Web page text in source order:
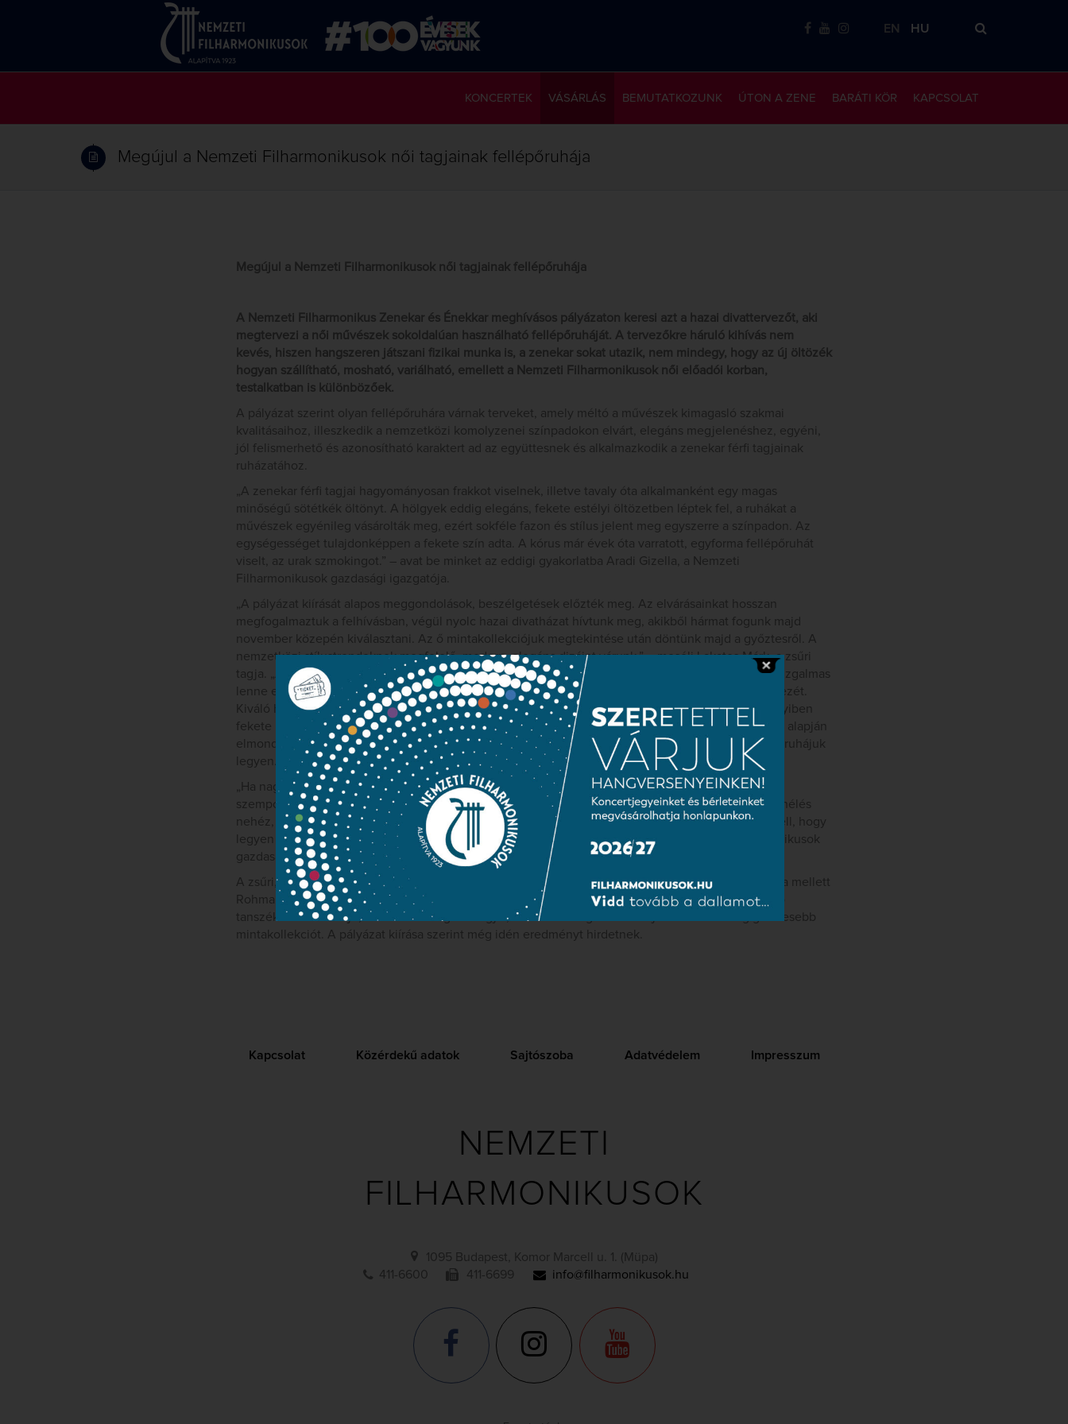
EN HU
KAPCSOLAT
BARÁTI KÖR
ÚTON A ZENE
KONCERTEK VÁSÁRLÁS BEMUTATKOZUNK
Megújul a Nemzeti Filharmonikusok női tagjainak fellépőruhája
Megújul a Nemzeti Filharmonikusok női tagjainak fellépőruhája
A Nemzeti Filharmonikus Zenekar és Énekkar meghívásos pályázaton keresi azt a hazai divattervezőt, aki
megtervezi a női művészek sokoldalúan használható fellépőruháját. A tervezőkre háruló kihívás nem
kevés, hiszen hangszeren játszani fizikai munka is, a zenekar sokat utazik, nem mindegy, hogy az új öltözék
hogyan szállítható, mosható, variálható, emellett a Nemzeti Filharmonikusok női előadói korban,
testalkatban is különbözőek.
A pályázat szerint olyan fellépőruhára várnak terveket, amely méltó a művészek kimagasló szakmai
kvalitásaihoz, illeszkedik a nemzetközi komolyzenei színpadokon elvárt, elegáns megjelenéshez, egyéni,
jól felismerhető és azonosítható karaktert ad az együttesnek és alkalmazkodik a zenekar férfi tagjainak
ruházatához.
„A zenekar férfi tagjai hagyományosan frakkot viselnek, illetve tavaly óta alkalmanként egy magas
minőségű sötétkék öltönyt. A hölgyek eddig elegáns, fekete estélyi öltözetben léptek fel, a ruhákat a
művészek egyénileg vásárolták meg, ezért sokféle fazon és stílus jelent meg egyszerre a színpadon. Az
egységességet tulajdonképpen a fekete szín adta. A kórus már évek óta varratott, egyforma fellépőruhát
viselt, az urak szmokingot.” – avat be minket az eddigi gyakorlatba Aradi Gizella, a Nemzeti
Filharmonikusok gazdasági igazgatója.
„A pályázat kiírását alapos meggondolások, beszélgetések előzték meg. Az elvárásainkat hosszan
megfogalmaztuk a felhívásban, végül nyolc hazai divatházat hívtunk meg, akikből hármat fogunk majd
november közepén kiválasztani. Az ő mintakollekciójuk megtekintése után döntünk majd a győztesről. A
nemzetközi stílustrendeknek megfelelő, modern, elegáns dizájnt várunk.” – meséli Lakatos Márk, a zsűri
tagja. „A fekete szín kipróbált, biztonsági választás, ezzel a színnel nehéz melléfogni. Ugyanakkor izgalmas
lenne egy a feketétől eltérő, színesebb öltözet. De nem akarjuk előzetesen megkötni a tervezők kezét.
Kiváló hazai tervezőket hívtunk meg erre a pályázatra, miért korlátoznánk a kreativitásukat. Amennyiben
fekete lesz a legjobb, amit megálmodnak, akkor azt fogjuk választani, de az előzetes egyeztetések alapján
elmondhatom, a Nemzeti Filharmonikusok művészei nyitottak arra, hogy valami más, színes fellépőruhájuk
legyen.”
„Ha nagyon röviden kell összefoglalni mi a legfontosabb a megfogalmazott igényeinkben, talán két
szempontot emelnék ki: egyrészt az anyagválasztás és a fazon vegye figyelembe, a hangszeres zenélés
nehéz, fizikai munka is, speciális mozdulatokkal és testtartással, ugyanakkor a megjelenés méltó kell, hogy
legyen a művészek kimagasló szakmai kvalitásaihoz.” – árulja el Aradi Gizella, a Nemzeti Filharmonikusok
gazdasági igazgatója a pályázattal kapcsolatban.
A zsűri, melynek a Nemzeti Filharmonikusok művészei, valamint a gazdasági igazgató, Aradi Gizella mellett
Rohmann Ditta, világhírű gordonkaművészünk, Lakatos Márk, stylist, valamint a MOME textiltervező
tanszékének vezetője, Harmati Hedvig is a tagjai, november végére választják ki a három legígéretesebb
mintakollekciót. A pályázat kiírása szerint még idén eredményt hirdetnek.
Kapcsolat Közérdekű adatok Sajtószoba Adatvédelem Impresszum
NEMZETI
FILHARMONIKUSOK
1095 Budapest, Komor Marcell u. 1. (Müpa)
411-6600
411-6699 info@filharmonikusok.hu